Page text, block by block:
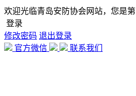
欢迎光临青岛安防协会网站，您是第
登录
修改密码 退出登录
官方微信
联系我们